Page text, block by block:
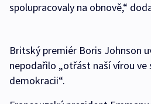
spolupracovaly na obnově,“
Britský premiér Boris Johnson
nepodařilo „otřást naší vírou ve
demokracii“.